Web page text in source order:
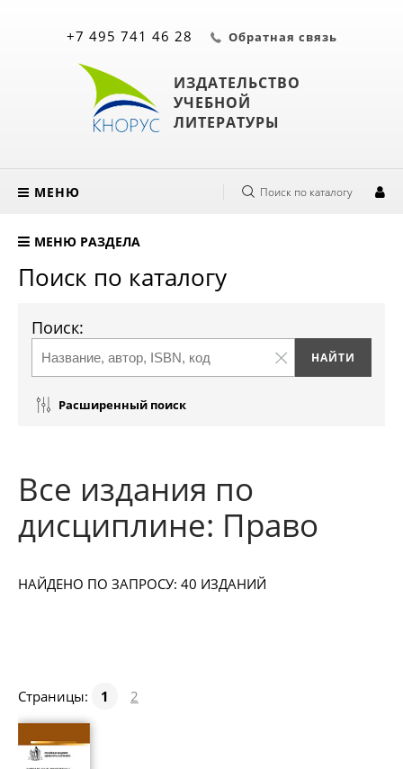
ИЗДАТЕЛЬСТВО
УЧЕБНОЙ
ЛИТЕРАТУРЫ
+7 495 741 46 28 Обратная связь
МЕНЮ Поиск по каталогу
МЕНЮ РАЗДЕЛА
Поиск по каталогу
Поиск:
Расширенный поиск
Все издания по
дисциплине: Право
НАЙДЕНО ПО ЗАПРОСУ: 40 ИЗДАНИЙ
Страницы: 1 2